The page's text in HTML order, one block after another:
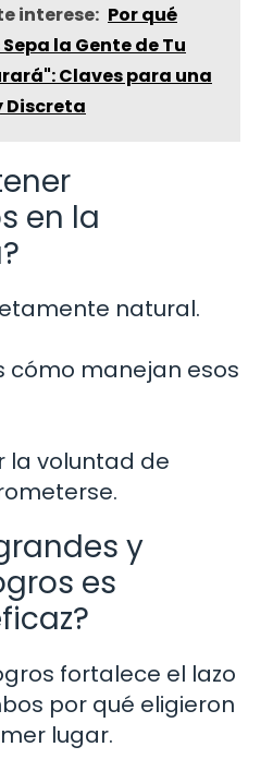
interese: Por qué
la Gente de Tu
Claves para una
Discreta
en la
natural.
cómo manejan esos
la voluntad de
y
es
fortalece el lazo
por qué eligieron
lugar.